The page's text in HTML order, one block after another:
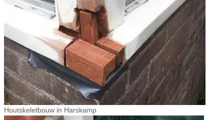
Houtskeletbouw in Harskamp